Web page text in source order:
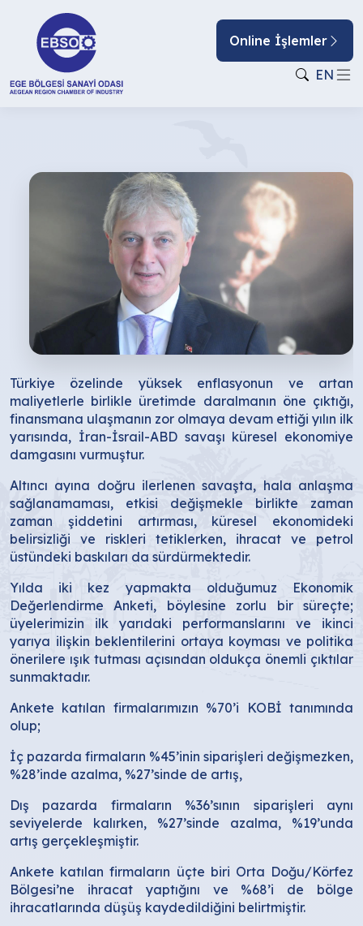
Online İşlemler
EN
YARISINI
GERİDE
BIRAKIRKEN
Türkiye özelinde yüksek enflasyonun ve artan
maliyetlerle birlikle üretimde daralmanın öne çıktığı,
finansmana ulaşmanın zor olmaya devam ettiği yılın ilk
yarısında, İran-İsrail-ABD savaşı küresel ekonomiye
damgasını vurmuştur.
Altıncı ayına doğru ilerlenen savaşta, hala anlaşma
sağlanamaması, etkisi değişmekle birlikte zaman
zaman şiddetini artırması, küresel ekonomideki
belirsizliği ve riskleri tetiklerken, ihracat ve petrol
üstündeki baskıları da sürdürmektedir.
Yılda iki kez yapmakta olduğumuz Ekonomik
Değerlendirme Anketi, böylesine zorlu bir süreçte;
üyelerimizin ilk yarıdaki performanslarını ve ikinci
yarıya ilişkin beklentilerini ortaya koyması ve politika
önerilere ışık tutması açısından oldukça önemli çıktılar
sunmaktadır.
Ankete katılan firmalarımızın %70’i KOBİ tanımında
olup;
İç pazarda firmaların %45’inin siparişleri değişmezken,
%28’inde azalma, %27’sinde de artış,
Dış pazarda firmaların %36’sının siparişleri aynı
seviyelerde kalırken, %27’sinde azalma, %19’unda
artış gerçekleşmiştir.
Ankete katılan firmaların üçte biri Orta Doğu/Körfez
Bölgesi’ne ihracat yaptığını ve %68’i de bölge
ihracatlarında düşüş kaydedildiğini belirtmiştir.